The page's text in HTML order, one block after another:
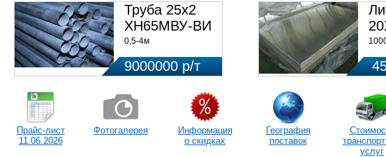
Труба 25х2
ХН65МВУ-ВИ
0,5-4м
9000000 р/т
Прайс-лист
11.06.2026
Фотогалерея
Информация
о скидках
География
поставок
услуг